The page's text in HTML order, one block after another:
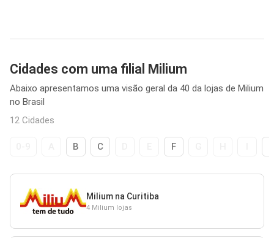
Cidades com uma filial Milium
Abaixo apresentamos uma visão geral da 40 da lojas de Milium
no Brasil
12 Cidades
B C F
Milium na Curitiba
4 Milium lojas